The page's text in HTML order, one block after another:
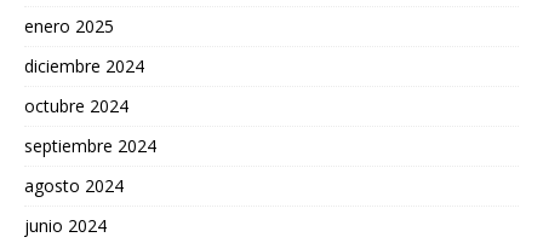
enero 2025
diciembre 2024
octubre 2024
septiembre 2024
agosto 2024
junio 2024